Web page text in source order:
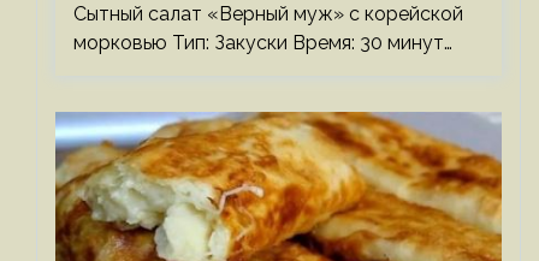
Сытный салат «Верный муж» с корейской
морковью Тип: Закуски Время: 30 минут…